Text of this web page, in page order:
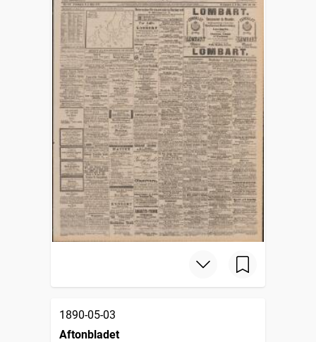
1890-05-03
Aftonbladet